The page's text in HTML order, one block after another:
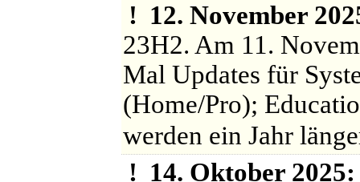
! 12. November
23H2. Am 11.
Mal Updates für
(Home/Pro);
werden ein Jahr
! 14. Oktober 2025: